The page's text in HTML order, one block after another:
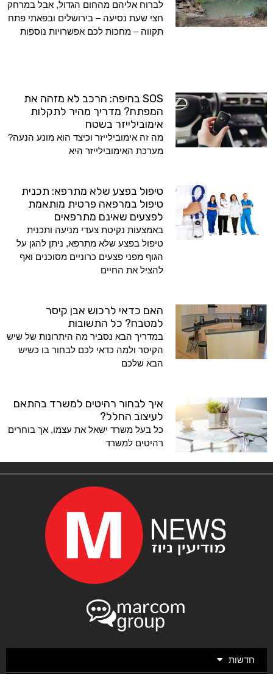
לברוח אליהם מהחום הגדול, אבל במרחק
חצי שעת נסיעה – בירושלים ובפאתי פתח
תקווה – מחכות לכם אפשרויות נוספות
SOS בחיפה: הרכב לא מזהה את
המפתח? מדריך מהיר לתקלות
אימובילייזר בשטח
מה זה אימובילייזר וכיצד הוא מונע הנעה?
מערכת האימובילייזר היא
טיפול בפצע שלא מתרפא: תכנית
טיפול במרפאה פרטית מותאמת
לפצעים שאינם מתרפאים
באמצעות נקיטת צעדי מניעה ותכנית
טיפול בפצע שלא מתרפא, ניתן להגן על
הגוף מפני פצעים כרוניים מסוכנים ואף
להציל את החיים
האם כדאי לרכוש אבן קיסר
למטבח? כל התשובות
במדריך הבא נסביר מה היתרונות של שיש
הקיסר ולמה כדאי לכם לבחור בו כשיש
הבא שלכם
איך לבחור רהיטים למשרד בהתאם
לעיצוב החלל?
כל בעל משרד ישאל את עצמו, אך בוחרים
רהיטים למשרד
חדשות